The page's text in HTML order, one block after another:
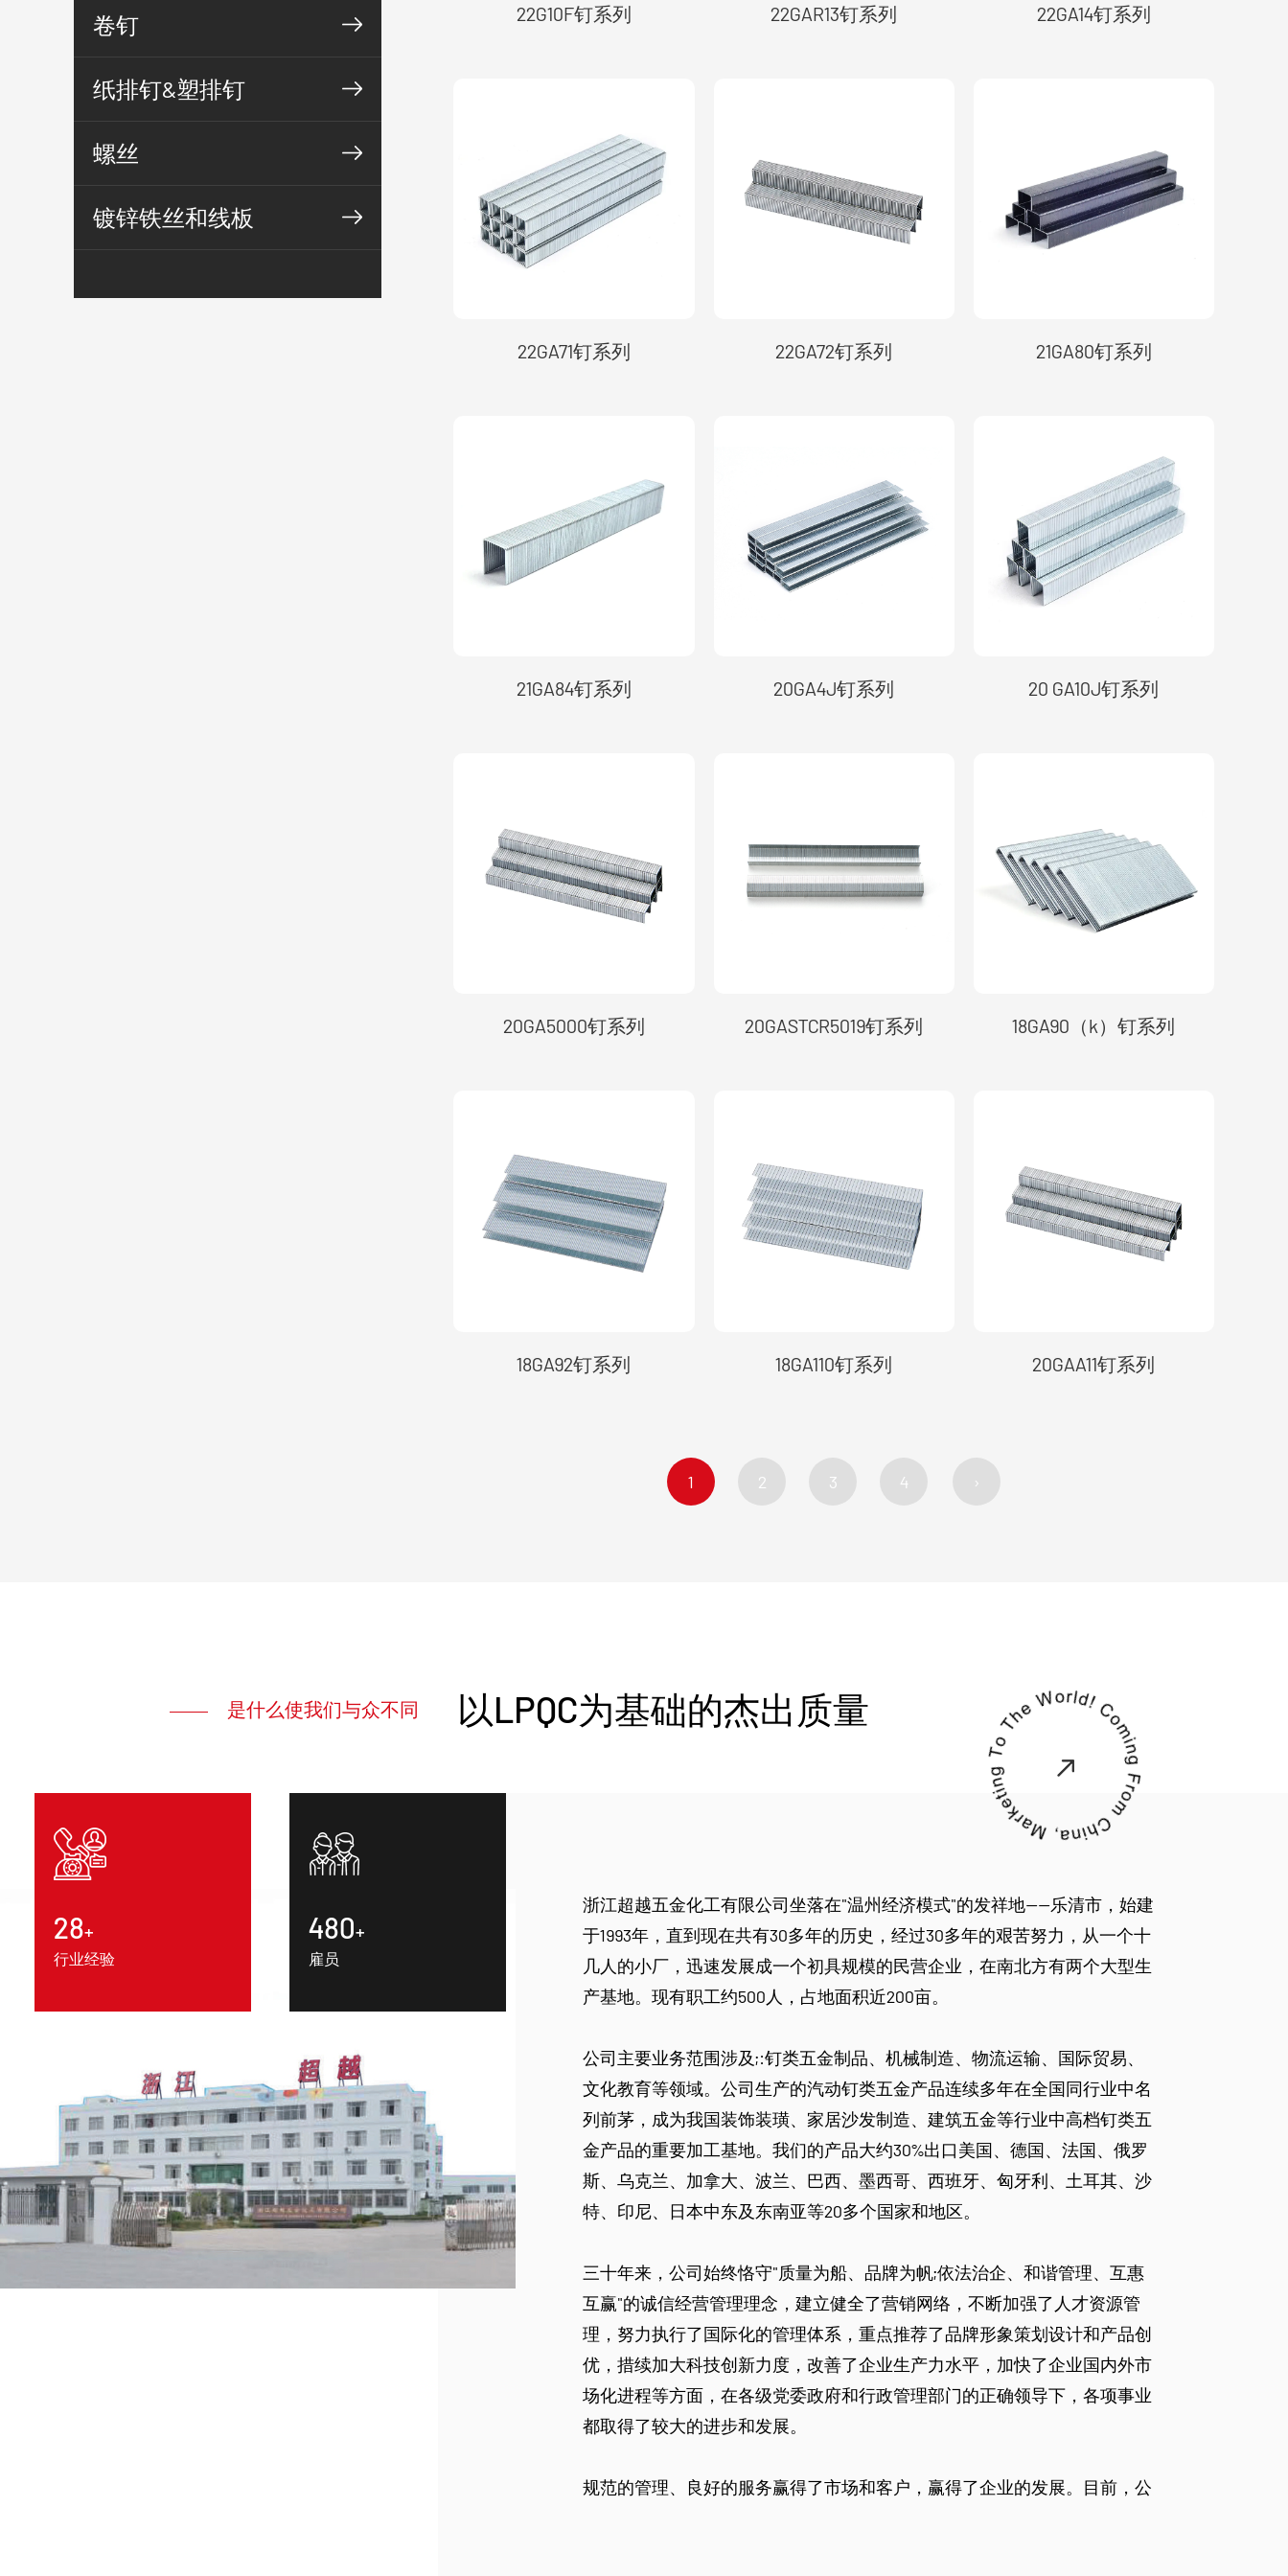
卷钉
纸排钉&塑排钉
螺丝
镀锌铁丝和线板
22G10F钉系列 22GAR13钉系列 22GA14钉系列
22GA71钉系列 22GA72钉系列 21GA80钉系列
21GA84钉系列 20GA4J钉系列 20 GA10J钉系列
20GA5000钉系列 20GASTCR5019钉系列 18GA90（k）钉系列
18GA92钉系列 18GA110钉系列 20GAA11钉系列
1 2 3 4 ›
是什么使我们与众不同 以LPQC为基础的杰出质量
30+
行业经验
500+
雇员
浙江超越五金化工有限公司坐落在"温州经济模式"的发祥地——乐清市，始建
于1993年，直到现在共有30多年的历史，经过30多年的艰苦努力，从一个十
几人的小厂，迅速发展成一个初具规模的民营企业，在南北方有两个大型生
产基地。现有职工约500人，占地面积近200亩。
公司主要业务范围涉及;:钉类五金制品、机械制造、物流运输、国际贸易、
文化教育等领域。公司生产的汽动钉类五金产品连续多年在全国同行业中名
列前茅，成为我国装饰装璜、家居沙发制造、建筑五金等行业中高档钉类五
金产品的重要加工基地。我们的产品大约30%出口美国、德国、法国、俄罗
斯、乌克兰、加拿大、波兰、巴西、墨西哥、西班牙、匈牙利、土耳其、沙
特、印尼、日本中东及东南亚等20多个国家和地区。
三十年来，公司始终恪守"质量为船、品牌为帆;依法治企、和谐管理、互惠
互赢"的诚信经营管理理念，建立健全了营销网络，不断加强了人才资源管
理，努力执行了国际化的管理体系，重点推荐了品牌形象策划设计和产品创
优，措续加大科技创新力度，改善了企业生产力水平，加快了企业国内外市
场化进程等方面，在各级党委政府和行政管理部门的正确领导下，各项事业
都取得了较大的进步和发展。
规范的管理、良好的服务赢得了市场和客户，赢得了企业的发展。目前，公